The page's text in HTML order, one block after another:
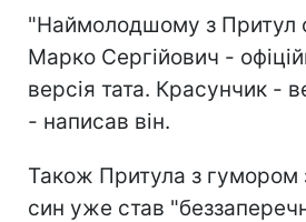
"Наймолодшому з Притул
Марко Сергійович -
версія тата. Красунчик -
- написав він.
Також Притула з гумором
син уже став